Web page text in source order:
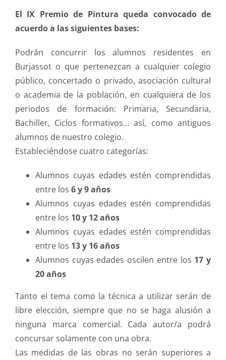
El IX Premio de Pintura queda convocado de
acuerdo a las siguientes bases:
Podrán concurrir los alumnos residentes en
Burjassot o que pertenezcan a cualquier colegio
público, concertado o privado, asociación cultural
o academia de la población, en cualquiera de los
periodos de formación: Primaria, Secundaria,
Bachiller, Ciclos formativos… así, como antiguos
alumnos de nuestro colegio.
Estableciéndose cuatro categorías:
Alumnos cuyas edades estén comprendidas
entre los 6 y 9 años
Alumnos cuyas edades estén comprendidas
entre los 10 y 12 años
Alumnos cuyas edades estén comprendidas
entre los 13 y 16 años
Alumnos cuyas edades oscilen entre los 17 y
20 años
Tanto el tema como la técnica a utilizar serán de
libre elección, siempre que no se haga alusión a
ninguna marca comercial. Cada autor/a podrá
concursar solamente con una obra.
Las medidas de las obras no serán superiores a